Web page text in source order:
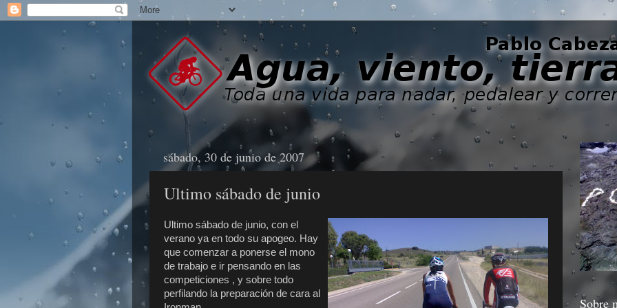
sábado, 30 de junio de 2007
Ultimo sábado de junio
Ultimo sábado de junio, con el
verano ya en todo su apogeo. Hay
que comenzar a ponerse el mono
de trabajo e ir pensando en las
competiciones , y sobre todo
perfilando la preparación de cara al
Sobre